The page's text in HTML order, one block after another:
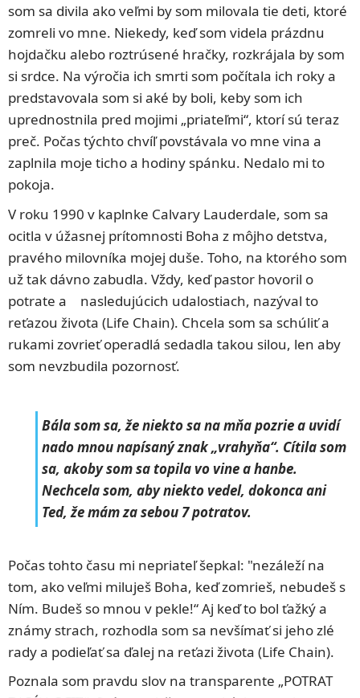
som sa divila ako veľmi by som milovala tie deti, ktoré
zomreli vo mne. Niekedy, keď som videla prázdnu
hojdačku alebo roztrúsené hračky, rozkrájala by som
si srdce. Na výročia ich smrti som počítala ich roky a
predstavovala som si aké by boli, keby som ich
uprednostnila pred mojimi „priateľmi“, ktorí sú teraz
preč. Počas týchto chvíľ povstávala vo mne vina a
zaplnila moje ticho a hodiny spánku. Nedalo mi to
pokoja.
V roku 1990 v kaplnke Calvary Lauderdale, som sa
ocitla v úžasnej prítomnosti Boha z môjho detstva,
pravého milovníka mojej duše. Toho, na ktorého som
už tak dávno zabudla. Vždy, keď pastor hovoril o
potrate a nasledujúcich udalostiach, nazýval to
reťazou života (Life Chain). Chcela som sa schúliť a
rukami zovrieť operadlá sedadla takou silou, len aby
som nevzbudila pozornosť.
Bála som sa, že niekto sa na mňa pozrie a uvidí
nado mnou napísaný znak „vrahyňa“. Cítila som
sa, akoby som sa topila vo vine a hanbe.
Nechcela som, aby niekto vedel, dokonca ani
Ted, že mám za sebou 7 potratov.
Počas tohto času mi nepriateľ šepkal: "nezáleží na
tom, ako veľmi miluješ Boha, keď zomrieš, nebudeš s
Ním. Budeš so mnou v pekle!“ Aj keď to bol ťažký a
známy strach, rozhodla som sa nevšímať si jeho zlé
rady a podieľať sa ďalej na reťazi života (Life Chain).
Poznala som pravdu slov na transparente „POTRAT